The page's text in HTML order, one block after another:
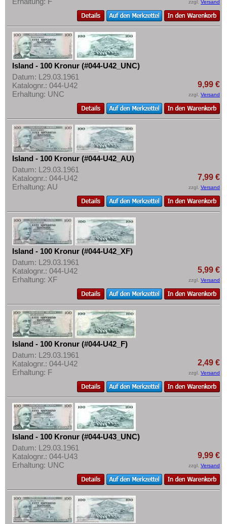
Transnistrien
Tschechische Republik
Tschechoslowakei
Türkei
Ukraine
Ungarn
Vatikan
Zypern
zzgl. Versand
Island - 100 Kronur (#044-U42_UNC)
Datum: L29.03.1961
Katalognr.: 044-U42
Erhaltung: UNC
9,99 €
zzgl. Versand
Island - 100 Kronur (#044-U42_AU)
Datum: L29.03.1961
Katalognr.: 044-U42
Erhaltung: AU
7,99 €
zzgl. Versand
Island - 100 Kronur (#044-U42_XF)
Datum: L29.03.1961
Katalognr.: 044-U42
Erhaltung: XF
5,99 €
zzgl. Versand
Island - 100 Kronur (#044-U42_F)
Datum: L29.03.1961
Katalognr.: 044-U42
Erhaltung: F
2,49 €
zzgl. Versand
Island - 100 Kronur (#044-U43_UNC)
Datum: L29.03.1961
Katalognr.: 044-U43
Erhaltung: UNC
9,99 €
zzgl. Versand